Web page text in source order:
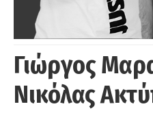
Γιώργος
Νικόλας